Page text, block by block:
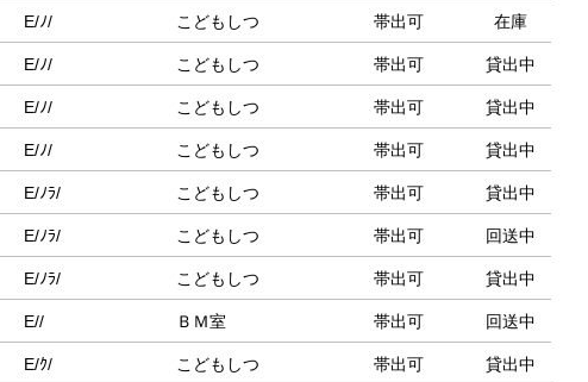
E/ﾉ/ こどもしつ 帯出可 在庫
E/ﾉ/ こどもしつ 帯出可 貸出中
E/ﾉ/ こどもしつ 帯出可 貸出中
E/ﾉ/ こどもしつ 帯出可 貸出中
E/ﾉﾗ/ こどもしつ 帯出可 貸出中
E/ﾉﾗ/ こどもしつ 帯出可 回送中
E/ﾉﾗ/ こどもしつ 帯出可 貸出中
E// ＢＭ室 帯出可 回送中
E/ｸ/ こどもしつ 帯出可 貸出中